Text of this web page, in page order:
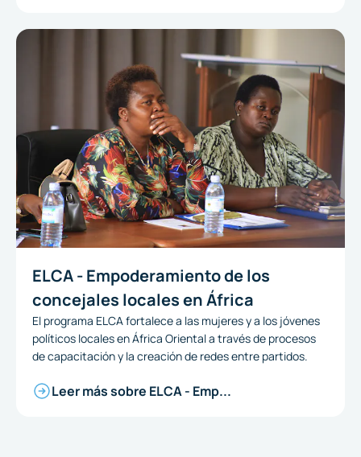
ELCA - Empoderamiento de los
concejales locales en África
El programa ELCA fortalece a las mujeres y a los jóvenes
políticos locales en África Oriental a través de procesos
de capacitación y la creación de redes entre partidos.
Leer más sobre ELCA - Emp...